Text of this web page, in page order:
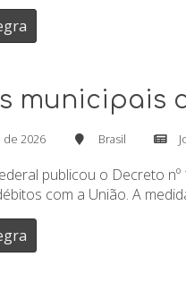
municipais
2026 Brasil
publicou o Decreto
com a União. A